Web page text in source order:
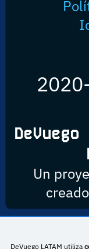
Un
Esta obra está bajo
DeVuego LATAM utiliza